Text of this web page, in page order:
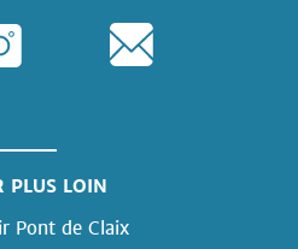
PLUS LOIN
Pont de Claix